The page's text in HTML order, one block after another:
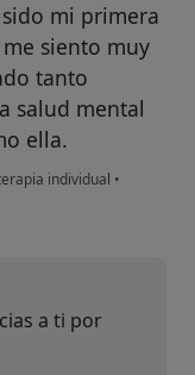
mi primera
siento muy
tanto
salud mental
ella.
individual •
a ti por